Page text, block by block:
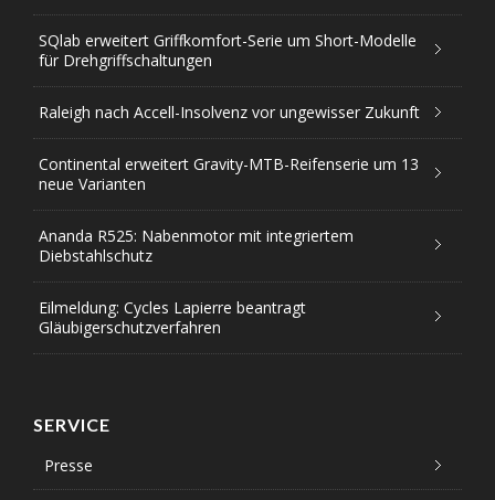
SQlab erweitert Griffkomfort-Serie um Short-Modelle
für Drehgriffschaltungen
Raleigh nach Accell-Insolvenz vor ungewisser Zukunft
Continental erweitert Gravity-MTB-Reifenserie um 13
neue Varianten
Ananda R525: Nabenmotor mit integriertem
Diebstahlschutz
Eilmeldung: Cycles Lapierre beantragt
Gläubigerschutzverfahren
SERVICE
Presse